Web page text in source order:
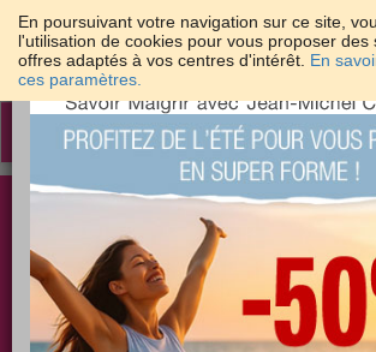
En poursuivant votre navigation sur ce site,
l'utilisation de cookies pour vous proposer des
offres adaptés à vos centres d'intérêt. En
ces paramètres.
Toggle
Les meilleures solutions pour
dans sa peau